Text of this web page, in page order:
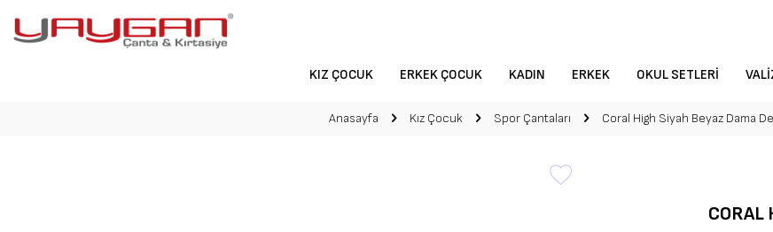
KIZ ÇOCUK ERKEK ÇOCUK KADIN ERKEK OKUL SETLERI
Anasayfa Kız Çocuk Spor Çantaları Coral High Siyah Beyaz Dama
CORAL